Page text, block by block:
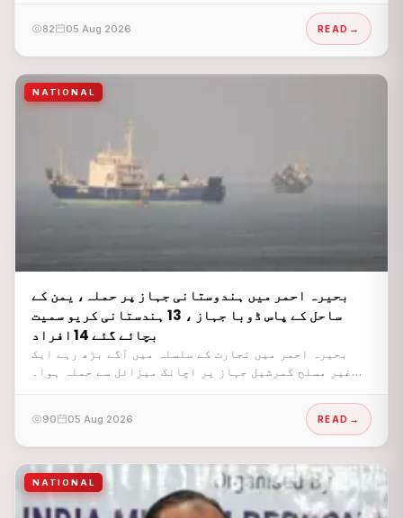
82 05 Aug 2026 READ
NATIONAL
بحیرہ احمر میں ہندوستانی جہاز پر حملہ، یمن کے
ساحل کے پاس ڈوبا جہاز ، 13 ہندستانی کریو سمیت
بچائے گئے 14 افراد
بحیرہ احمر میں تجارت کے سلسلہ میں آگے بڑھ رہے ایک
غیر مسلح کمرشیل جہاز پر اچانک میزائل سے حملہ ہوا۔
اس بلا اشتعال حملے سے جہاز کو شدید نقصان پہنچا اور وہ
بحیرہ احمر میں ڈوب گیا۔
90 05 Aug 2026 READ
NATIONAL